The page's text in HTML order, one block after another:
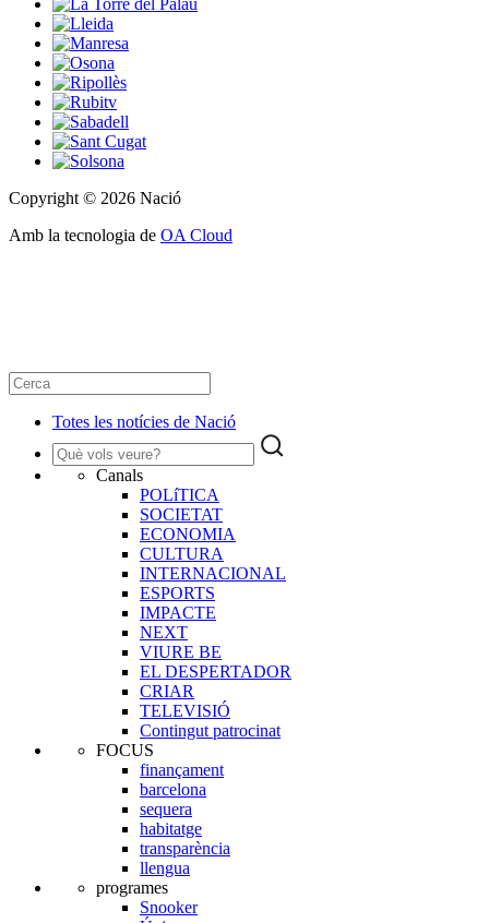
Copyright © 2026 Nació
Amb la tecnologia de OA Cloud
Totes les notícies de Nació
Canals
POLíTICA
SOCIETAT
ECONOMIA
CULTURA
INTERNACIONAL
ESPORTS
IMPACTE
NEXT
VIURE BE
EL DESPERTADOR
CRIAR
TELEVISIÓ
Contingut patrocinat
FOCUS
finançament
barcelona
sequera
habitatge
transparència
llengua
programes
Snooker